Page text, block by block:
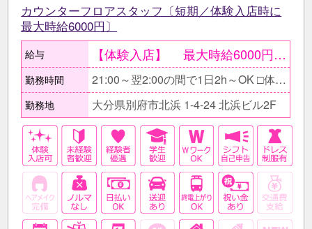
カウンターフロアスタッフ〔短期／体験入店時に
最大時給6000円〕
給与 【体験入店】 最大時給6000円〔期間限定〕 ●当日現金で全額支給。 ○体験入店は一度ではなく複数回OK。 【在籍後】 時給2500円～3000円＋ 各種高額バック有 ●同伴・指名バック100％、 ボトルキープバック30％、 その他月〆賞与有 《完全歩合制度》 時給や高額バックに加え、 完全歩合制も取り入れています◎ 選べるシステムを採用しているため、 「自分の力でどんどん稼ぎたい」と 考えている方にぴったりの制度です！ 【月収例】 ≪1ヶ月間の短期で働くAさん/学生≫ 時給2500円×1日4h×週2日〔月8日〕 …月収8万円
勤務時間 21:00～翌2:00の間で1日2h～OK □体験入店は4h勤務 ■時間帯は相談に応じます。 □1日2～3h勤務でもOK! ■次の日学校がある時は3h、 週末はがっつりラストまでなど 曜日によっての調整もOKです◎
勤務地 大分県別府市北浜 1-4-24 北浜ビル2F